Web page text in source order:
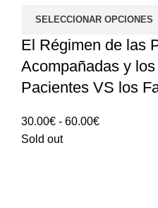
SELECCIONAR OPCIONES
El Régimen de las
Acompañadas y
Pacientes VS los
30.00€ - 60.00€Rango
Sold out